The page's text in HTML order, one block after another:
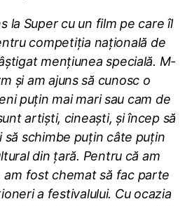
la Super cu un film pe care îl
competiția națională de
mențiunea specială. M-
și am ajuns să cunosc o
puțin mai mari sau cam de
artiști, cineaști, și încep să
să schimbe puțin câte puțin
din țară. Pentru că am
fost chemat să fac parte
a festivalului. Cu ocazia